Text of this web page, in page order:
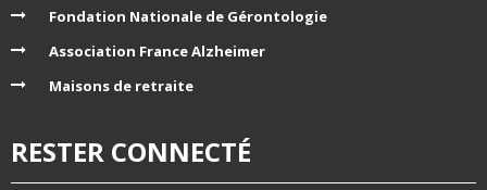
Fondation Nationale de Gérontologie
Association France Alzheimer
Maisons de retraite
RESTER CONNECTÉ